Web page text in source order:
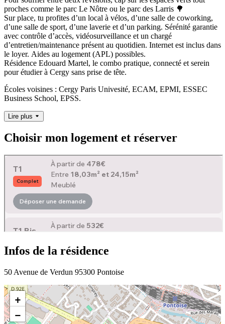
proches comme le parc Le Nôtre ou le parc des Larris 🌳
Sur place, tu profites d’un local à vélos, d’une salle de coworking,
d’une salle de sport, d’une laverie et d’un parking. Sérénité garantie
avec contrôle d’accès, vidéosurveillance et un chargé
d’entretien/maintenance présent au quotidien. Internet est inclus dans
le loyer. Aides au logement (APL) possibles.
Résidence Edouard Martel, le combo pratique, connecté et serein
pour étudier à Cergy sans prise de tête.
Écoles voisines : Cergy Paris Univesité, ECAM, EPMI, ESSEC
Business School, EPSS.
Lire plus
Choisir mon logement et réserver
Infos de la résidence
50 Avenue de Verdun 95300 Pontoise
+
−